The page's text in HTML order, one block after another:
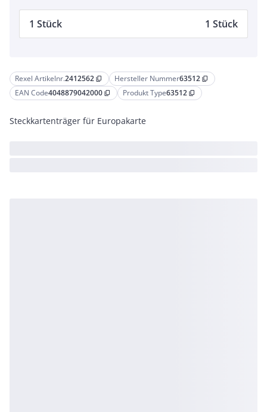
Rexel Artikelnr.2412562 content_copy Hersteller Nummer63512 content_copy
EAN Code4048879042000 content_copy Produkt Type63512 content_copy
Steckkartenträger für Europakarte
1 Stück 1 Stück